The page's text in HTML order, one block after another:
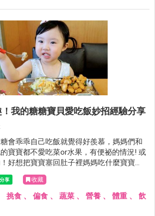
我的糖糖寶貝愛吃飯妙招經驗分享
會乖乖自己吃飯就覺得好羨慕，媽媽們和
寶寶都不愛吃菜or水果，有便祕的情況! 或
好想把寶寶塞回肚子裡媽媽吃什麼寶寶就
！分享一下糖媽的方式給大家參考。
收藏
挑食 、 偏食 、 蔬菜 、 營養 、 體重 、 飲